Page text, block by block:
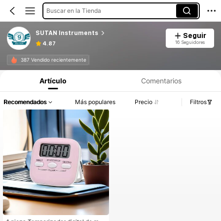
Buscar en la Tienda
SUTAN Instruments
4.87
Seguir
16 Seguidores
387 Vendido recientemente
Artículo Comentarios
Recomendados Más populares Precio Filtros